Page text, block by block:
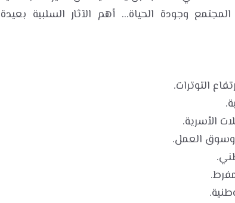
وجودة الحياة... أهم الآثار السلبية بعيدة